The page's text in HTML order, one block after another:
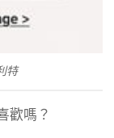
特
歡嗎？